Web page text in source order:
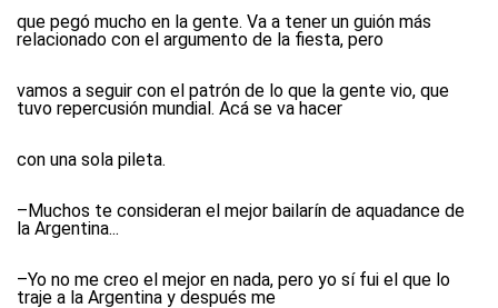
que pegó mucho en la gente. Va a tener un guión más
relacionado con el argumento de la fiesta, pero
vamos a seguir con el patrón de lo que la gente vio, que
tuvo repercusión mundial. Acá se va hacer
con una sola pileta.
–Muchos te consideran el mejor bailarín de aquadance de
la Argentina...
–Yo no me creo el mejor en nada, pero yo sí fui el que lo
traje a la Argentina y después me